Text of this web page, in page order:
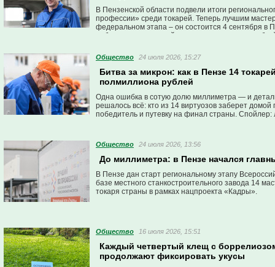
В Пензенской области подвели итоги
профессии» среди токарей. Теперь лучшим
федеральном этапа – он состоится 4 сентября в
поборются за главный приз – один миллион
Общество 24 июля 2026, 15:27
Битва за микрон: как в Пензе 14
полмиллиона рублей
Одна ошибка в сотую долю миллиметра — и
решалось всё: кто из 14 виртуозов заберет
победитель и путевку на финал страны. Спойлер:
Общество 24 июля 2026, 13:56
До миллиметра: в Пензе начался
В Пензе дан старт региональному этапу
базе местного станкостроительного завода 14
токаря страны в рамках нацпроекта «Кадры».
Общество 16 июля 2026, 15:51
Каждый четвертый клещ с
продолжают фиксировать укусы